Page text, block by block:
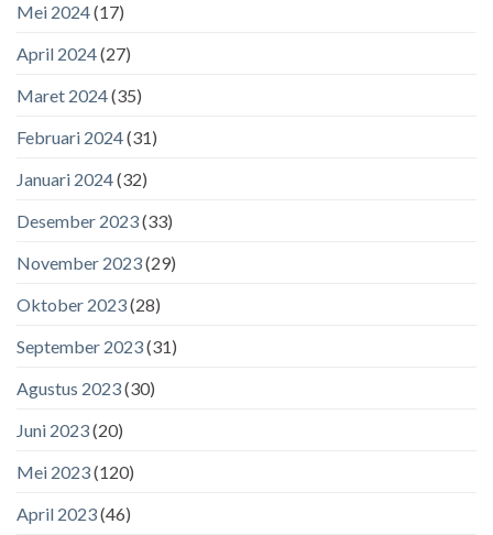
Mei 2024(17)
April 2024(27)
Maret 2024(35)
Februari 2024(31)
Januari 2024(32)
Desember 2023(33)
November 2023(29)
Oktober 2023(28)
September 2023(31)
Agustus 2023(30)
Juni 2023(20)
Mei 2023(120)
April 2023(46)